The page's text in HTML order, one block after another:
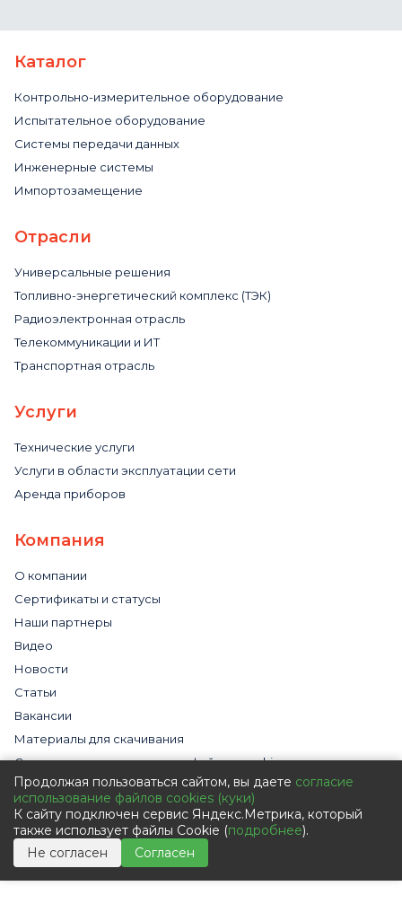
Каталог
Контрольно-измерительное оборудование
Испытательное оборудование
Системы передачи данных
Инженерные системы
Импортозамещение
Отрасли
Универсальные решения
Топливно-энергетический комплекс (ТЭК)
Радиоэлектронная отрасль
Телекоммуникации и ИТ
Транспортная отрасль
Услуги
Технические услуги
Услуги в области эксплуатации сети
Аренда приборов
Компания
О компании
Сертификаты и статусы
Наши партнеры
Видео
Новости
Статьи
Вакансии
Материалы для скачивания
Cогласие на использование файлов cookies
Обработка персональных данных с помощью сервиса
«Яндекс.Метрика»
Политика в отношении обработки персональных данных
Пользовательское соглашение
Согласие на обработку персональных данных
Продолжая пользоваться сайтом, вы даете согласие
использование файлов cookies (куки)
К сайту подключен сервис Яндекс.Метрика, который
также использует файлы Cookie (подробнее).
Не согласен
Согласен